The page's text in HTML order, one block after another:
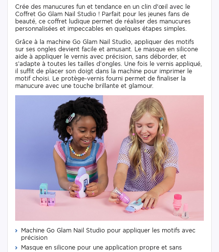
Crée des manucures fun et tendance en un clin d'œil avec le
Coffret Go Glam Nail Studio ! Parfait pour les jeunes fans de
beauté, ce coffret ludique permet de réaliser des manucures
personnalisées et impeccables en quelques étapes simples.
Grâce à la machine Go Glam Nail Studio, appliquer des motifs
sur ses ongles devient facile et amusant. Le masque en silicone
aide à appliquer le vernis avec précision, sans déborder, et
s’adapte à toutes les tailles d’ongles. Une fois le vernis appliqué,
il suffit de placer son doigt dans la machine pour imprimer le
motif choisi. Le protège-vernis fourni permet de finaliser la
manucure avec une touche brillante et glamour.
Machine Go Glam Nail Studio pour appliquer les motifs avec
précision
Masque en silicone pour une application propre et sans